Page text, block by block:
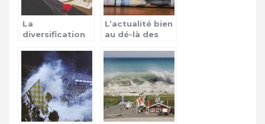
La
diversification
ses champs
d’application
L’actualité bien
au dé-là des